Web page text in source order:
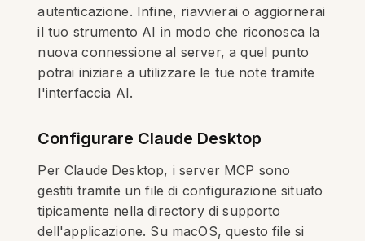
autenticazione. Infine, riavvierai o aggiornerai
il tuo strumento AI in modo che riconosca la
nuova connessione al server, a quel punto
potrai iniziare a utilizzare le tue note tramite
l'interfaccia AI.
Configurare Claude Desktop
Per Claude Desktop, i server MCP sono
gestiti tramite un file di configurazione situato
tipicamente nella directory di supporto
dell'applicazione. Su macOS, questo file si